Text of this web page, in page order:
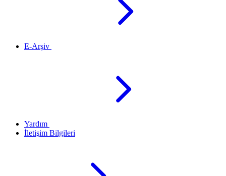
E-Arşiv
Yardım
İletişim Bilgileri